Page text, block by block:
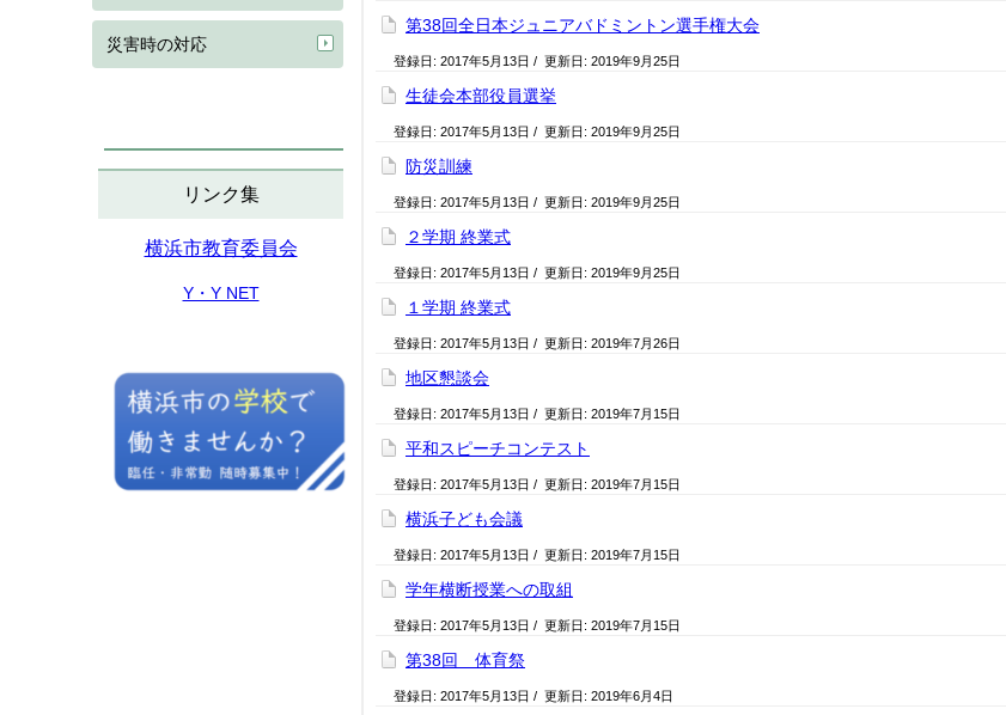
災害時の対応
リンク集
横浜市教育委員会
Y・Y NET
第38回全日本ジュニアバドミントン選手権大会
登録日: 2017年5月13日 / 更新日: 2019年9月25日
生徒会本部役員選挙
登録日: 2017年5月13日 / 更新日: 2019年9月25日
防災訓練
登録日: 2017年5月13日 / 更新日: 2019年9月25日
２学期 終業式
登録日: 2017年5月13日 / 更新日: 2019年9月25日
１学期 終業式
登録日: 2017年5月13日 / 更新日: 2019年7月26日
地区懇談会
登録日: 2017年5月13日 / 更新日: 2019年7月15日
平和スピーチコンテスト
登録日: 2017年5月13日 / 更新日: 2019年7月15日
横浜子ども会議
登録日: 2017年5月13日 / 更新日: 2019年7月15日
学年横断授業への取組
登録日: 2017年5月13日 / 更新日: 2019年7月15日
第38回 体育祭
登録日: 2017年5月13日 / 更新日: 2019年6月4日